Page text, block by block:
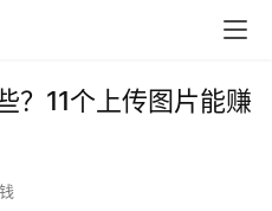
？11个上传图片能赚